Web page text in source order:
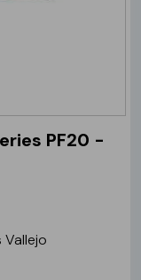
Vallejo